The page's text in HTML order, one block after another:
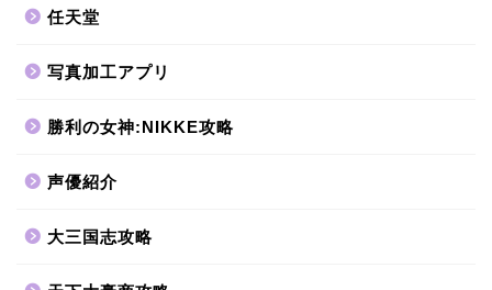
任天堂
写真加工アプリ
勝利の女神:NIKKE攻略
声優紹介
大三国志攻略